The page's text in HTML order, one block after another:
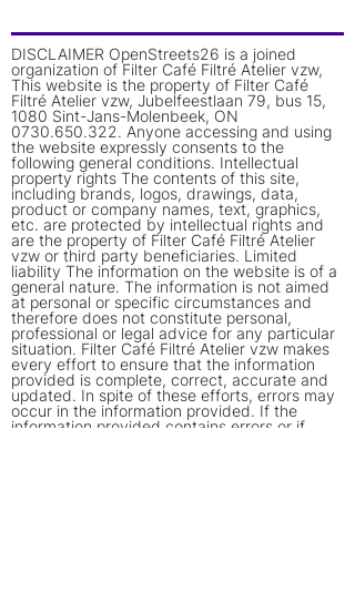
DISCLAIMER OpenStreets26 is a joined
organization of Filter Café Filtré Atelier vzw,
This website is the property of Filter Café
Filtré Atelier vzw, Jubelfeestlaan 79, bus 15,
1080 Sint-Jans-Molenbeek, ON
0730.650.322. Anyone accessing and using
the website expressly consents to the
following general conditions. Intellectual
property rights The contents of this site,
including brands, logos, drawings, data,
product or company names, text, graphics,
etc. are protected by intellectual rights and
are the property of Filter Café Filtré Atelier
vzw or third party beneficiaries. Limited
liability The information on the website is of a
general nature. The information is not aimed
at personal or specific circumstances and
therefore does not constitute personal,
professional or legal advice for any particular
situation. Filter Café Filtré Atelier vzw makes
every effort to ensure that the information
provided is complete, correct, accurate and
updated. In spite of these efforts, errors may
occur in the information provided. If the
information provided contains errors or if